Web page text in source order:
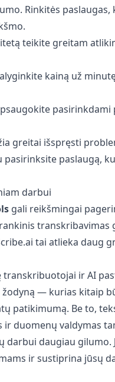
Rinkitės
teikite greitam
kainą už
pasirinkdami
greitai išspręsti
pasirinksite paslaugą,
darbui
gali reikšmingai
transkribavimas
tai atlieka daug
transkribuotojai ir AI
— kurias kitaip
patikimumą. Be to,
duomenų valdymas
daugiau gilumo.
ir sustiprina jūsų